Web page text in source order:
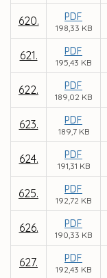
620. PDF
198,33 KB
621. PDF
195,43 KB
622. PDF
189,02 KB
623. PDF
189,7 KB
624. PDF
191,31 KB
625. PDF
192,72 KB
626. PDF
190,33 KB
627. PDF
192,43 KB